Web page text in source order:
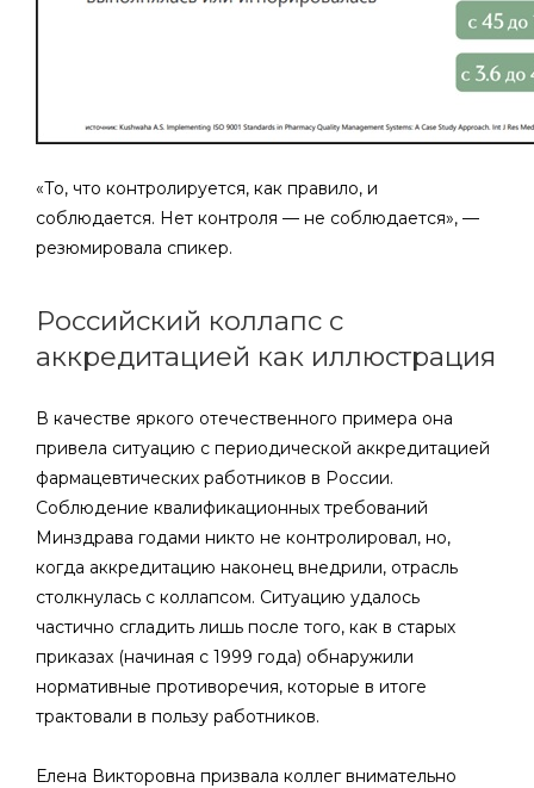
«То, что контролируется, как правило, и
соблюдается. Нет контроля — не соблюдается», —
резюмировала спикер.
Российский коллапс с
аккредитацией как иллюстрация
В качестве яркого отечественного примера она
привела ситуацию с периодической аккредитацией
фармацевтических работников в России.
Соблюдение квалификационных требований
Минздрава годами никто не контролировал, но,
когда аккредитацию наконец внедрили, отрасль
столкнулась с коллапсом. Ситуацию удалось
частично сгладить лишь после того, как в старых
приказах (начиная с 1999 года) обнаружили
нормативные противоречия, которые в итоге
трактовали в пользу работников.
Елена Викторовна призвала коллег внимательно